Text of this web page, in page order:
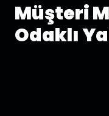
Müşteri
Odaklı